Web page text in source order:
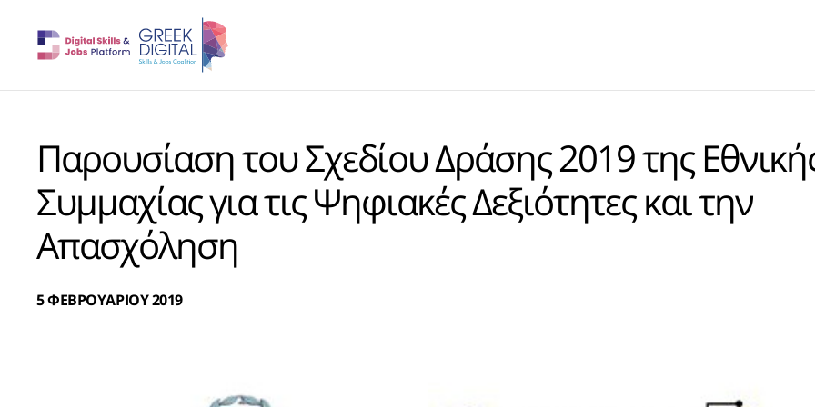
Παρουσίαση του Σχεδίου Δράσης 2019 της
Συμμαχίας για τις Ψηφιακές Δεξιότητες και την
Απασχόληση
5 ΦΕΒΡΟΥΑΡΙΟΥ 2019